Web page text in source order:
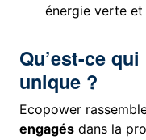
énergie verte et
Qu’est-ce
unique ?
Ecopower
engagés dans la